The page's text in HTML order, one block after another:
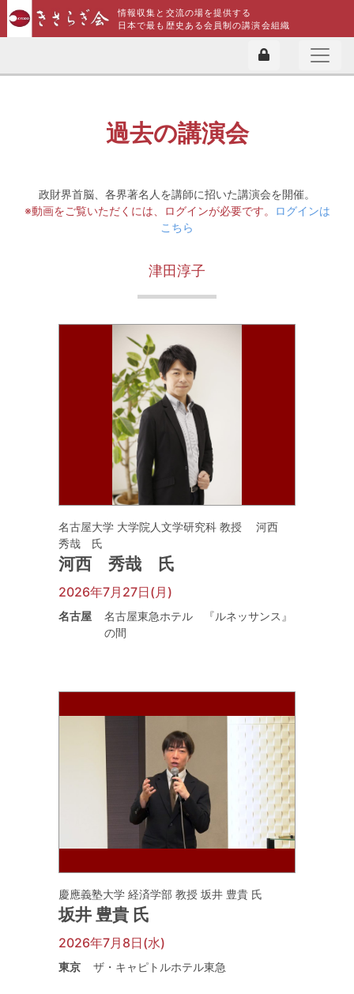
情報収集と交流の場を提供する
日本で最も歴史ある会員制の講演会組織
過去の講演会
政財界首脳、各界著名人を講師に招いた講演会を開催。
※動画をご覧いただくには、ログインが必要です。
ログインは
こちら
津田淳子
名古屋大学 大学院人文学研究科 教授 河西
秀哉 氏
河西 秀哉 氏
2026年7月27日(月)
名古屋
名古屋東急ホテル 『ルネッサンス』
の間
慶應義塾大学 経済学部 教授 坂井 豊貴 氏
坂井 豊貴 氏
2026年7月8日(水)
東京 ザ・キャピトルホテル東急